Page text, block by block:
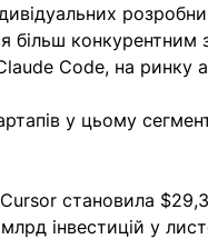
більш
Code, на ринку
у цьому
Cursor становила
інвестицій у